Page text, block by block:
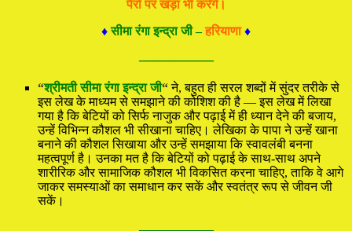
पैरों पर खड़ा भी करेंगे।
♦सीमा रंगा इन्द्रा जी –हरियाणा ♦
—————
“श्रीमती सीमा रंगा इन्द्रा जी“ने, बहुत ही सरल शब्दों में सुंदर तरीके से
इस लेख के माध्यम से समझाने की कोशिश की है — इस लेख में लिखा
गया है कि बेटियों को सिर्फ नाजुक और पढ़ाई में ही ध्यान देने की बजाय,
उन्हें विभिन्न कौशल भी सीखाना चाहिए। लेखिका के पापा ने उन्हें खाना
बनाने की कौशल सिखाया और उन्हें समझाया कि स्वावलंबी बनना
महत्वपूर्ण है। उनका मत है कि बेटियों को पढ़ाई के साथ-साथ अपने
शारीरिक और सामाजिक कौशल भी विकसित करना चाहिए, ताकि वे आगे
जाकर समस्याओं का समाधान कर सकें और स्वतंत्र रूप से जीवन जी
सकें।